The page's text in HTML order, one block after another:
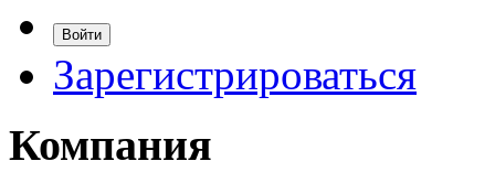
Зарегистрироваться
Компания